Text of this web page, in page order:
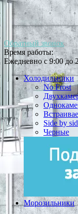
Обратный звонок
Время работы:
Ежедневно с 9:00 до
Холодильники
No Frost
Side by
Черные
Морозильники